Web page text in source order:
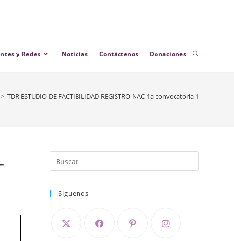
y Redes Noticias Contáctenos Donaciones
> TDR-ESTUDIO-DE-FACTIBILIDAD-REGISTRO-NAC-1a-convocatoria-1
Siguenos